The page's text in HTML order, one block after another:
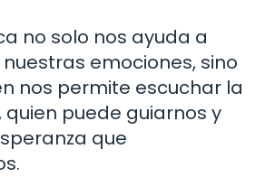
no solo nos ayuda a
emociones, sino
nos permite escuchar la
quien puede guiarnos y
que